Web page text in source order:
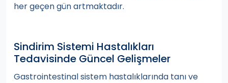
her geçen gün artmaktadır.
Sindirim Sistemi Hastalıkları
Tedavisinde Güncel Gelişmeler
Gastrointestinal sistem hastalıklarında tanı ve